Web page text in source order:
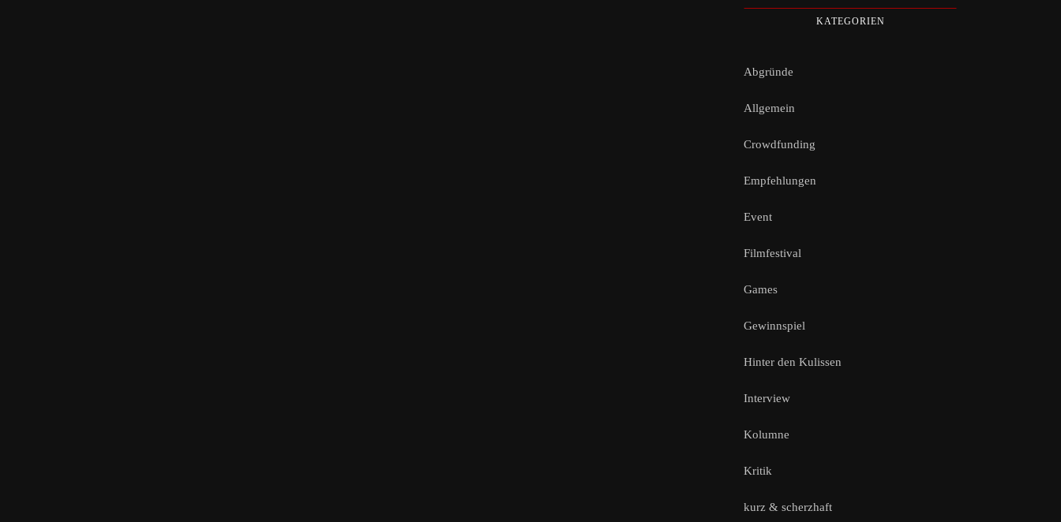
KATEGORIEN
Abgründe
Allgemein
Crowdfunding
Empfehlungen
Event
Filmfestival
Games
Gewinnspiel
Hinter den Kulissen
Interview
Kolumne
Kritik
kurz & scherzhaft